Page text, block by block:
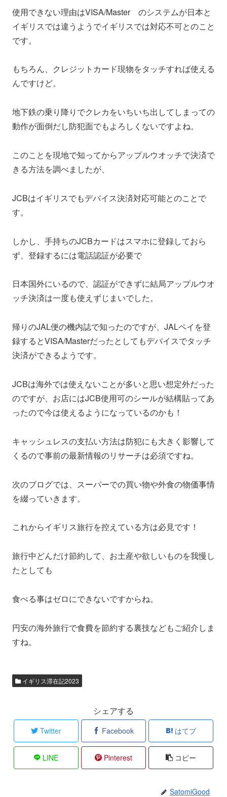
使用できない理由はVISA/Master のシステムが日本と
イギリスでは違うようでイギリスでは対応不可とのこと
です。
もちろん、クレジットカード現物をタッチすれば使える
んですけど。
地下鉄の乗り降りでクレカをいちいち出してしまっての
動作が面倒だし防犯面でもよろしくないですよね。
このことを現地で知ってからアップルウオッチで決済で
きる方法を調べましたが、
JCBはイギリスでもデバイス決済対応可能とのことで
す。
しかし、手持ちのJCBカードはスマホに登録しておら
ず、登録するには電話認証が必要で
日本国外にいるので、認証ができずに結局アップルウオ
ッチ決済は一度も使えずじまいでした。
帰りのJAL便の機内誌で知ったのですが、JALペイを登
録するとVISA/Masterだったとしてもデバイスでタッチ
決済ができるようです。
JCBは海外では使えないことが多いと思い想定外だった
のですが、お店にはJCB使用可のシールが結構貼ってあ
ったので今は使えるようになっているのかも！
キャッシュレスの支払い方法は防犯にも大きく影響して
くるので事前の最新情報のリサーチは必須ですね。
次のブログでは、スーパーでの買い物や外食の物価事情
を綴っていきます。
これからイギリス旅行を控えている方は必見です！
旅行中どんだけ節約して、お土産や欲しいものを我慢し
たとしても
食べる事はゼロにできないですからね。
円安の海外旅行で食費を節約する裏技などもご紹介しま
すね。
イギリス滞在記2023
シェアする
Twitter Facebook はてブ
LINE Pinterest コピー
SatomiGood